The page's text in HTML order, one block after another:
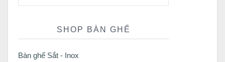
SHOP BÀN GHẾ
Bàn ghế Sắt - Inox